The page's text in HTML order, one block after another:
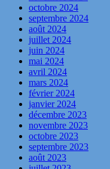
octobre 2024
septembre 2024
août 2024
juillet 2024
juin 2024
mai 2024
avril 2024
mars 2024
février 2024
janvier 2024
décembre 2023
novembre 2023
octobre 2023
septembre 2023
août 2023